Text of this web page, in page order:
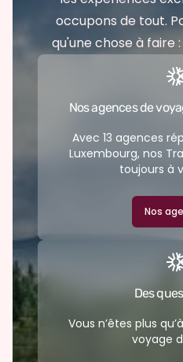
occupons de tout.
qu'une chose à faire
Nos agences de
Avec 13 agences
Luxembourg, nos
toujours à
Nos
Des
Vous n’êtes plus
voyage